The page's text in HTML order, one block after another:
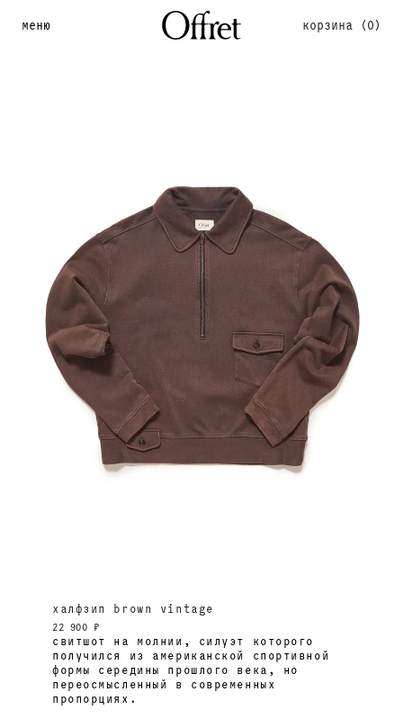
меню корзина (0)
халфзип brown vintage
22 900 ₽
свитшот на молнии, силуэт которого
получился из американской спортивной
формы середины прошлого века, но
переосмысленный в современных
пропорциях.